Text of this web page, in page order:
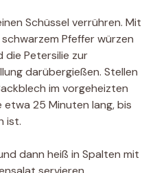
Schüssel verrühren. Mit
Pfeffer würzen
die Petersilie zur
darübergießen. Stellen
im vorgeheizten
etwa 25 Minuten lang, bis
ist.
dann heiß in Spalten mit